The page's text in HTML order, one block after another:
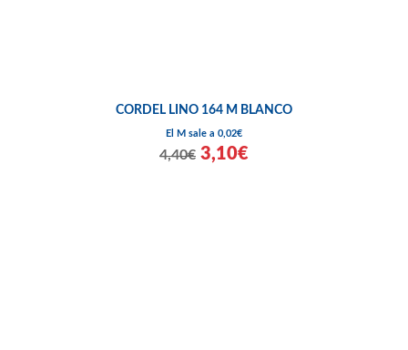
CORDEL LINO 164 M BLANCO
El M sale a 0,02€
4,40€ 3,10€